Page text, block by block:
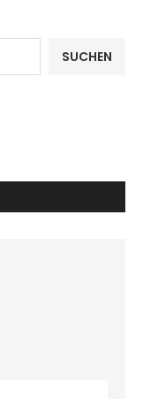
SUCHEN